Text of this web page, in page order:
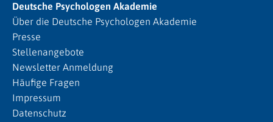
Deutsche Psychologen Akademie
Über die Deutsche Psychologen Akademie
Presse
Stellenangebote
Newsletter Anmeldung
Häufige Fragen
Impressum
Datenschutz